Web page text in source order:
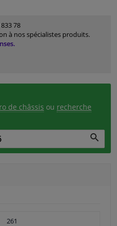
78
à nos spécialistes produits.
de châssis ou recherche
261